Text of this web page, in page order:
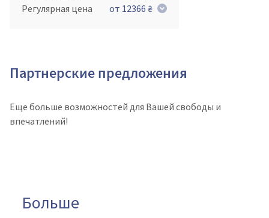
Регулярная цена
от 12366 ₴
Партнерские предложения
Еще больше возможностей для Вашей свободы и
впечатлений!
Больше